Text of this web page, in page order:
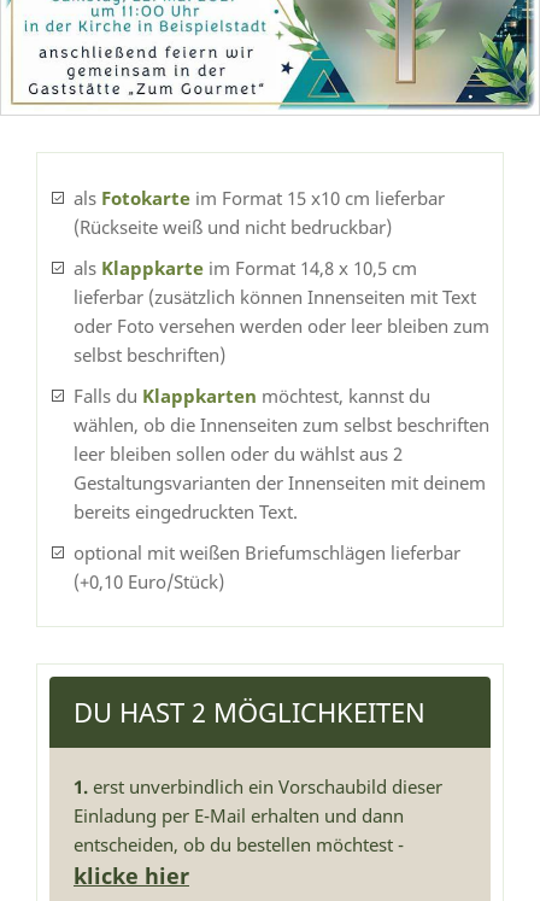
als Fotokarte im Format 15 x10 cm lieferbar
(Rückseite weiß und nicht bedruckbar)
als Klappkarte im Format 14,8 x 10,5 cm
lieferbar (zusätzlich können Innenseiten mit Text
oder Foto versehen werden oder leer bleiben zum
selbst beschriften)
Falls du Klappkarten möchtest, kannst du
wählen, ob die Innenseiten zum selbst beschriften
leer bleiben sollen oder du wählst aus 2
Gestaltungsvarianten der Innenseiten mit deinem
bereits eingedruckten Text.
optional mit weißen Briefumschlägen lieferbar
(+0,10 Euro/Stück)
DU HAST 2 MÖGLICHKEITEN
1. erst unverbindlich ein Vorschaubild dieser
Einladung per E-Mail erhalten und dann
entscheiden, ob du bestellen möchtest -
klicke hier